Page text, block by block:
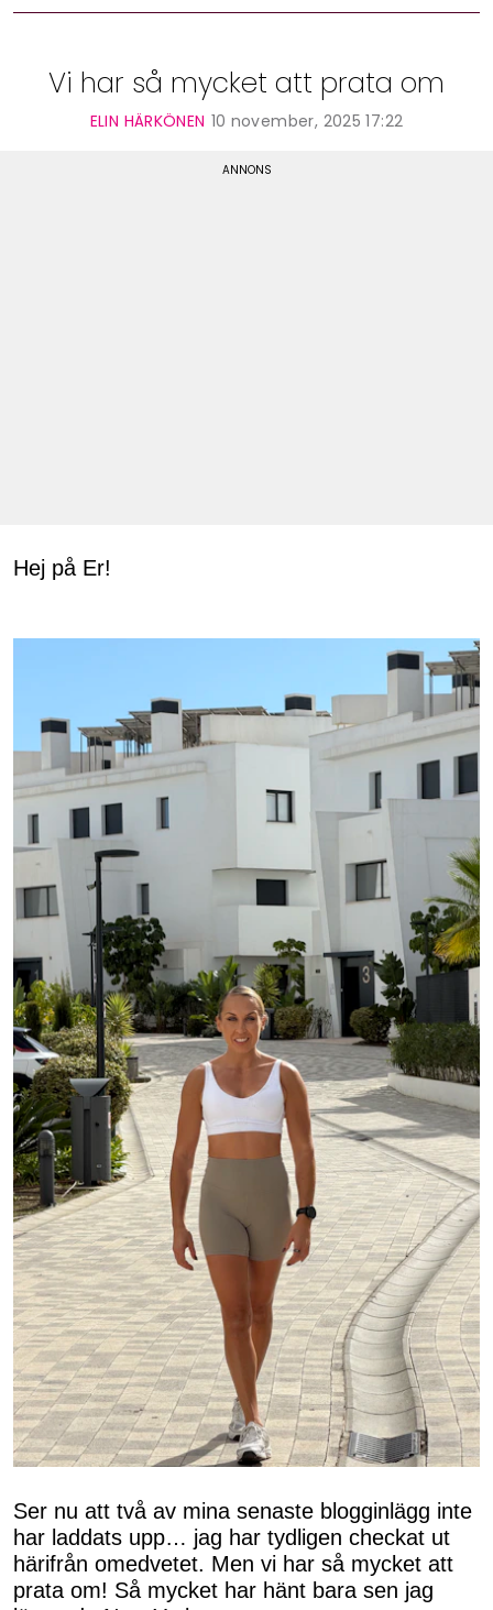
Vi har så mycket att prata om
ELIN HÄRKÖNEN 10 november, 2025 17:22
Hej på Er!
Ser nu att två av mina senaste blogginlägg inte
har laddats upp… jag har tydligen checkat ut
härifrån omedvetet. Men vi har så mycket att
prata om! Så mycket har hänt bara sen jag